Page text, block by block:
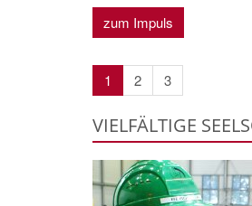
zum Impuls
1 2 3
VIELFÄLTIGE